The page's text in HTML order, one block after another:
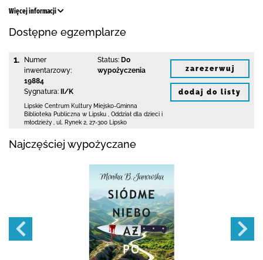
Więcej informacji
Dostępne egzemplarze
1.
Numer
inwentarzowy:
19884
Sygnatura:
II/K
Status: Do
wypożyczenia
Lipskie Centrum Kultury Miejsko-Gminna
Biblioteka Publiczna w Lipsku
Oddział dla dzieci i
młodzieży , ul. Rynek 2 27-300 Lipsko
zarezerwuj
dodaj do listy
Najczęściej wypożyczane